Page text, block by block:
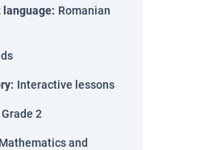
language: Romanian
: Interactive lessons
Grade 2
Mathematics and